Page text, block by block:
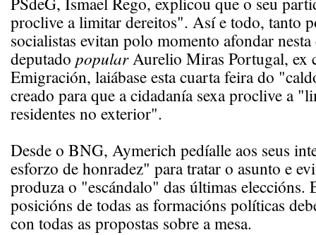
proclive a limitar dereitos". Así e todo, tanto
socialistas evitan polo momento afondar
deputado popularAurelio Miras Portugal, ex
Emigración, laiábase esta cuarta feira do
creado para que a cidadanía sexa proclive a
residentes no exterior".
Desde o BNG, Aymerich pedíalle aos seus
esforzo de honradez" para tratar o asunto e
produza o "escándalo" das últimas eleccións.
posicións de todas as formacións políticas
con todas as propostas sobre a mesa.